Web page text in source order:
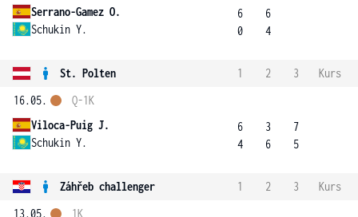
Serrano-Gamez O.
Schukin Y.
6
0
6
4
St. Polten 1 2 3
Kurs
16.05.
Viloca-Puig J.
Schukin Y.
Q-1K
6
4
3
6
7
5
Záhřeb challenger 1 2 3
Kurs
13.05.
1K